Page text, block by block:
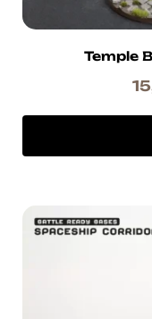
Temple